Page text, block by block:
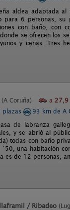
aldea adaptada
para 6 personas,
con baño, con
se ofrecen los
y cenas. Tres
(A Coruña) a 27,9
plazas
93 km de A
de labranza
y se abrió al
todas con baño
una habitación
es de 12 personas,
/ Ribadeo